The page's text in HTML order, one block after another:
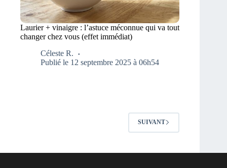
Laurier + vinaigre : l’astuce méconnue qui va tout
changer chez vous (effet immédiat)
Céleste R.
Publié le 12 septembre 2025 à 06h54
SUIVANT